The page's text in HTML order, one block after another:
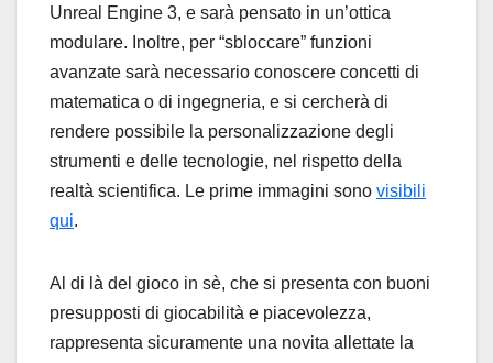
Unreal Engine 3, e sarà pensato in un’ottica
modulare. Inoltre, per “sbloccare” funzioni
avanzate sarà necessario conoscere concetti di
matematica o di ingegneria, e si cercherà di
rendere possibile la personalizzazione degli
strumenti e delle tecnologie, nel rispetto della
realtà scientifica. Le prime immagini sono visibili
qui.
Al di là del gioco in sè, che si presenta con buoni
presupposti di giocabilità e piacevolezza,
rappresenta sicuramente una novita allettate la